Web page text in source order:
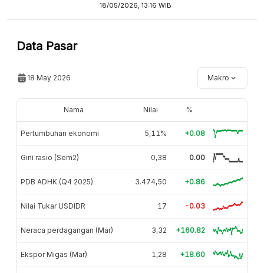
18/05/2026, 13:16 WIB
Data Pasar
18 May 2026 Makro
Nama Nilai %
Pertumbuhan ekonomi 5,11% +0.08
Gini rasio (Sem2) 0,38 0.00
PDB ADHK (Q4 2025) 3.474,50 +0.86
Nilai Tukar USDIDR 17 -0.03
Neraca perdagangan (Mar) 3,32 +160.82
Ekspor Migas (Mar) 1,28 +18.60